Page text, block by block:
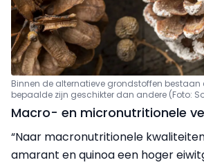
Binnen de alternatieve grondstoffen bestaan
bepaalde zijn geschikter dan andere (Foto:
Macro- en micronutritionele
“Naar macronutritionele
amarant en quinoa een hoger